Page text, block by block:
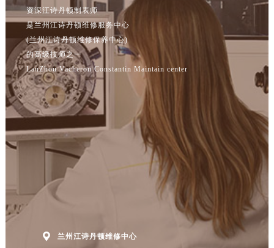
资深江诗丹顿制表师
是兰州江诗丹顿维修服务中心
(兰州江诗丹顿维修保养中心)
的高级技师之一
LanZhou Vacheron Constantin Maintain center
 兰州江诗丹顿维修中心